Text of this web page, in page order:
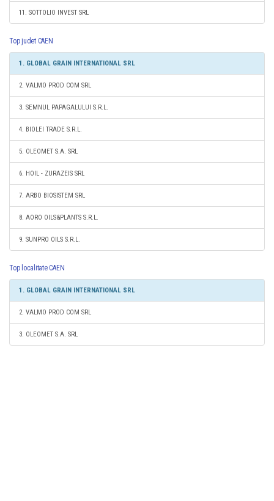
11. SOTTOLIO INVEST SRL
Top judet CAEN
1. GLOBAL GRAIN INTERNATIONAL SRL
2. VALMO PROD COM SRL
3. SEMNUL PAPAGALULUI S.R.L.
4. BIOLEI TRADE S.R.L.
5. OLEOMET S.A. SRL
6. HOIL - ZURAZEIS SRL
7. ARBO BIOSISTEM SRL
8. AORO OILS&PLANTS S.R.L.
9. SUNPRO OILS S.R.L.
Top localitate CAEN
1. GLOBAL GRAIN INTERNATIONAL SRL
2. VALMO PROD COM SRL
3. OLEOMET S.A. SRL